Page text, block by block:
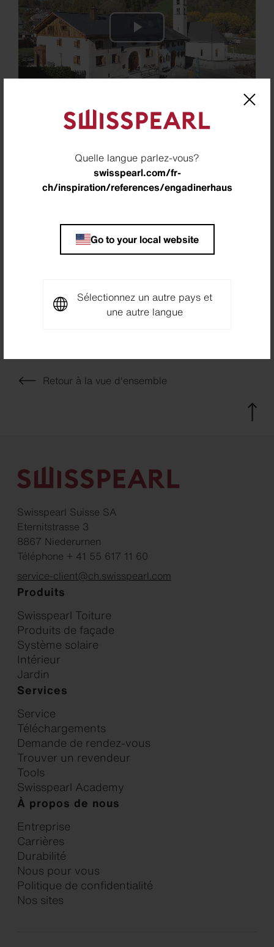
Quelle langue parlez-vous?
swisspearl.com/fr-
ch/inspiration/references/engadinerhaus
Go to your local website
Sélectionnez un autre pays et
une autre langue
Play
Video
Valchava, Suisse
StoBru AG, Valchava
Photographe
Meraner & Hauser, Bolzano, Italie
Project Sheet Engadinerhaus
Retour à la vue d'ensemble
Swisspearl Suisse SA
Eternitstrasse 3
8867 Niederurnen
Téléphone + 41 55 617 11 60
service-client@ch.swisspearl.com
Produits
Swisspearl Toiture
Produits de façade
Système solaire
Intérieur
Jardin
Services
Service
Téléchargements
Demande de rendez-vous
Trouver un revendeur
Tools
Swisspearl Academy
À propos de nous
Entreprise
Carrières
Durabilité
Nous pour vous
Politique de confidentialité
Nos sites